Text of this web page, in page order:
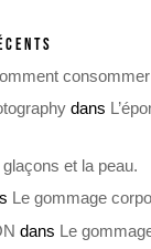
dans
glaçons et la peau.
Le gommage
dans Le